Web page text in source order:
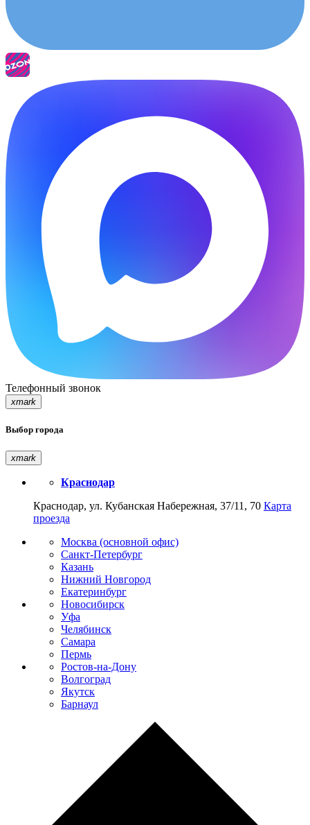
Телефонный звонок
xmark
Выбор города
xmark
Краснодар
Краснодар, ул. Кубанская Набережная, 37/11, 70 Карта
проезда
Москва (основной офис)
Санкт-Петербург
Казань
Нижний Новгород
Екатеринбург
Новосибирск
Уфа
Челябинск
Самара
Пермь
Ростов-на-Дону
Волгоград
Якутск
Барнаул